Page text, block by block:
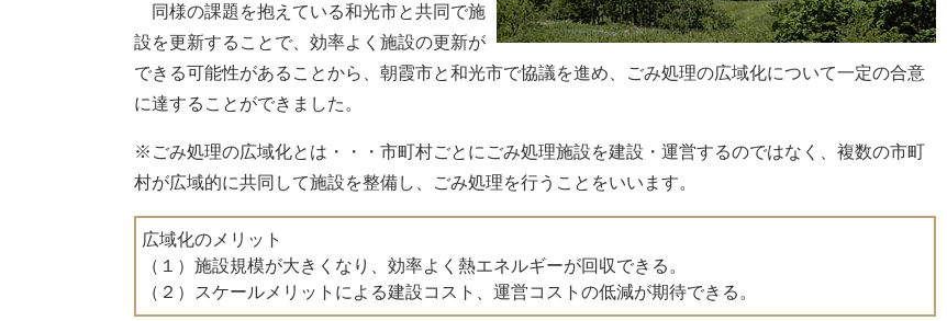
同様の課題を抱えている和光市と共同で施
設を更新することで、効率よく施設の更新が
できる可能性があることから、朝霞市と和光市で協議を進め、ごみ処理の広域化について一定の合意
に達することができました。
※ごみ処理の広域化とは・・・市町村ごとにごみ処理施設を建設・運営するのではなく、複数の市町
村が広域的に共同して施設を整備し、ごみ処理を行うことをいいます。
広域化のメリット
（１）施設規模が大きくなり、効率よく熱エネルギーが回収できる。
（２）スケールメリットによる建設コスト、運営コストの低減が期待できる。